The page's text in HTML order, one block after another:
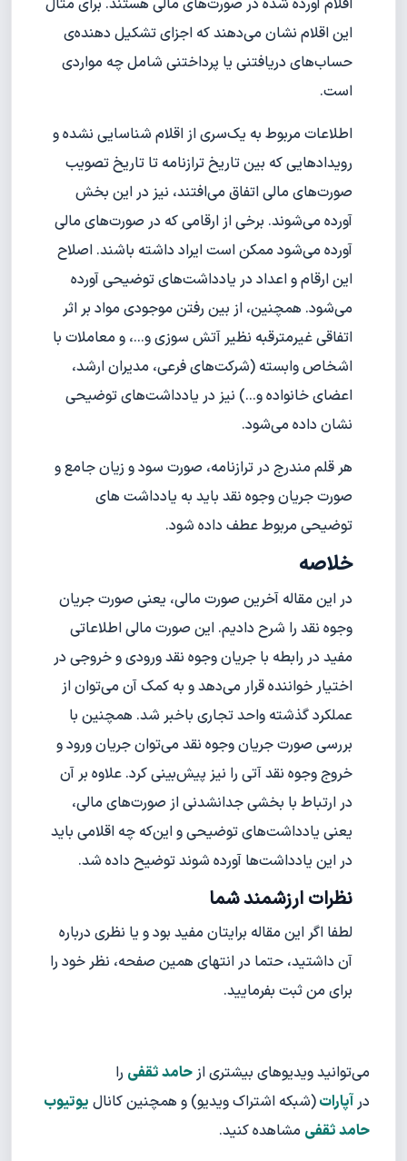
این اقلام نشان می‌دهند که اجزای تشکیل دهنده‌ی
حساب‌های دریافتنی یا پرداختنی شامل چه مواردی
است.
اطلاعات مربوط به یک‌سری از اقلام شناسایی نشده و
رویدادهایی که بین تاریخ ترازنامه تا تاریخ تصویب
صورت‌های مالی اتفاق می‌افتند، نیز در این بخش
آورده می‌شوند. برخی از ارقامی که در صورت‌های مالی
آورده می‌شود ممکن است ایراد داشته باشند. اصلاح
این ارقام و اعداد در یادداشت‌های توضیحی آورده
می‌شود. همچنین، از بین رفتن موجودی مواد بر اثر
اتفاقی غیرمترقبه نظیر آتش سوزی و...، و معاملات با
اشخاص وابسته (شرکت‌های فرعی، مدیران ارشد،
اعضای خانواده و...) نیز در یادداشت‌های توضیحی
نشان داده می‌شود.
هر قلم مندرج در ترازنامه، صورت سود و زیان جامع و
صورت جریان وجوه نقد باید به یادداشت های
توضیحی مربوط عطف داده شود.
خلاصه
در این مقاله آخرین صورت مالی، یعنی صورت جریان
وجوه نقد را شرح دادیم. این صورت مالی اطلاعاتی
مفید در رابطه با جریان وجوه نقد ورودی و خروجی در
اختیار خواننده قرار می‌دهد و به کمک آن می‌توان از
عملکرد گذشته واحد تجاری باخبر شد. همچنین با
بررسی صورت جریان وجوه نقد می‌توان جریان ورود و
خروج وجوه نقد آتی را نیز پیش‌بینی کرد. علاوه بر آن
در ارتباط با بخشی جدا‌نشدنی از صورت‌های مالی،
یعنی یادداشت‌های توضیحی و این‌که چه اقلامی باید
در این یادداشت‌ها آورده شوند توضیح داده شد.
نظرات ارزشمند شما
لطفا اگر این مقاله برایتان مفید بود و یا نظری درباره
آن داشتید، حتما در انتهای همین صفحه، نظر خود را
برای من ثبت بفرمایید.
می‌توانید ویدیوهای بیشتری از حامد ثقفی را
در آپارات(شبکه اشتراک ویدیو) و همچنین کانال یوتیوب
حامد ثقفی مشاهده کنید.